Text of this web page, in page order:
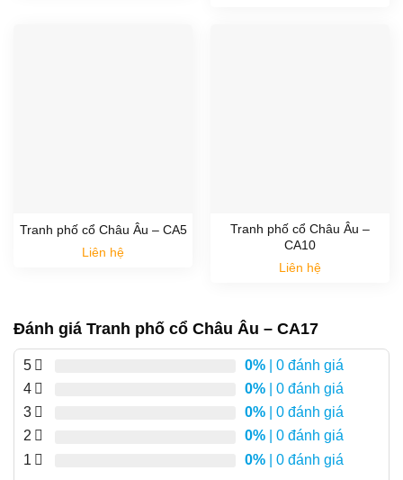
Tranh phố cổ Châu Âu – CA5
Liên hệ
Tranh phố cổ Châu Âu –
CA10
Liên hệ
Đánh giá Tranh phố cổ Châu Âu – CA17
5 0% | 0 đánh giá
4
0% | 0 đánh giá
3
0% | 0 đánh giá
2
0% | 0 đánh giá
1
0% | 0 đánh giá